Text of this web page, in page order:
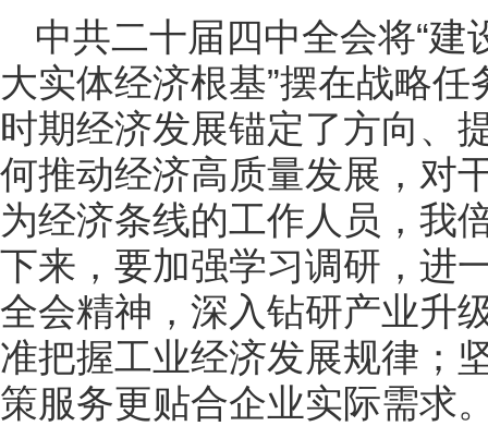
中共二十届四中全会将“
大实体经济根基”摆在战略
时期经济发展锚定了方向、
何推动经济高质量发展，对
为经济条线的工作人员，我
下来，要加强学习调研，进
全会精神，深入钻研产业升
准把握工业经济发展规律；
策服务更贴合企业实际需求